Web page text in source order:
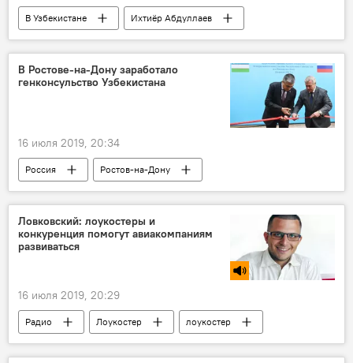
В Узбекистане
Ихтиёр Абдуллаев
СГБ
Служба государственной безопасности
суд
судья
В Ростове-на-Дону заработало
генконсульство Узбекистана
16 июля 2019, 20:34
Россия
Ростов-на-Дону
Узбекистан
консульство Политика
Ловковский: лоукостеры и
конкуренция помогут авиакомпаниям
развиваться
16 июля 2019, 20:29
Радио Лоукостер
лоукостер
авиация
авиабилет
авиаперелет